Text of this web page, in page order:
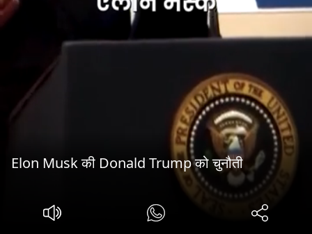
Elon Musk की Donald Trump को चुनौती